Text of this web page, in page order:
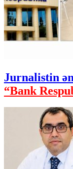
Jurnalistin
“Bank